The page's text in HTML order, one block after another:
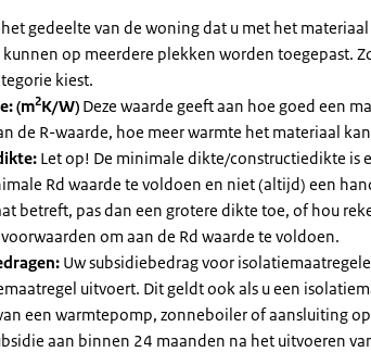
het gedeelte van de woning dat u met het
op meerdere plekken worden toegepast.
kiest.
(m2K/W) Deze waarde geeft aan hoe goed een
de R-waarde, hoe meer warmte het materiaal
Let op! De minimale dikte/constructiedikte is
Rd waarde te voldoen en niet (altijd) een
betreft, pas dan een grotere dikte toe, of hou
om aan de Rd waarde te voldoen.
Uw subsidiebedrag voor
uitvoert. Dit geldt ook als u een
een warmtepomp, zonneboiler of aansluiting
aan binnen 24 maanden na het uitvoeren